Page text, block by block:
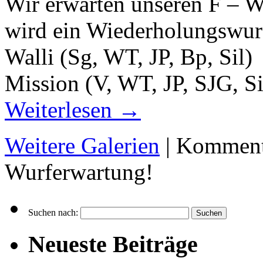
wird ein
Walli (Sg, WT, JP, Bp, Sil)
Mission (V, WT, JP, SJG,
Weiterlesen →
Weitere Galerien |
Wurferwartung!
Suchen nach:
Neueste Beiträge